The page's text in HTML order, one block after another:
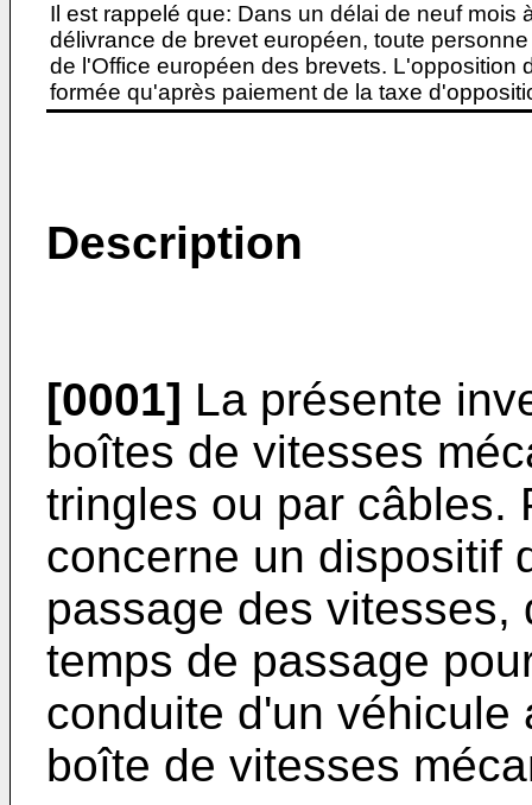
Il est rappelé que: Dans un délai de neuf
délivrance de brevet européen, toute
de l'Office européen des brevets. L'opposition
formée qu'après paiement de la taxe
Description
[0001] La présente
boîtes de vitesses
tringles ou par câbles.
concerne un dispositif
passage des vitesses,
temps de passage
conduite d'un véhicule
boîte de vitesses